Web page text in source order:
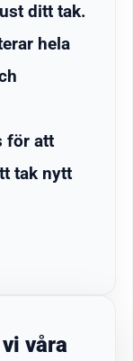
ditt tak.
hela
för att
tak nytt
våra